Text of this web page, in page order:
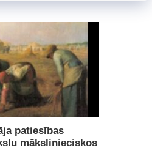
patiesības
mākslinieciskos